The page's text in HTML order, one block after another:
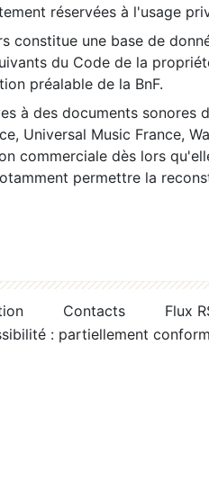
réservées à l'usage
constitue une base de
du Code de la
préalable de la BnF.
à des documents sonores
Universal Music France,
commerciale dès lors
permettre la
Contacts
Flux
: partiellement